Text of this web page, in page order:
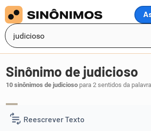
Reescrever Texto
Sinônimo de judicioso
10 sinônimos de judicioso para 2 sentidos da palavra